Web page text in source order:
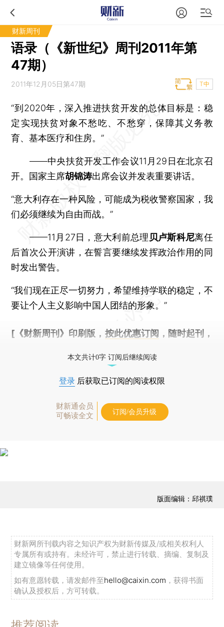
财新周刊
语录（《新世纪》周刊2011年第
47期）
2011年12月05日第47期 T中
“到2020年，深入推进扶贫开发的总体目标是：稳
定实现扶贫对象不愁吃、不愁穿，保障其义务教
育、基本医疗和住房。”
——中央扶贫开发工作会议11月29日在北京召
开。国家主席胡锦涛出席会议并发表重要讲话。
“意大利存在一种风险，可能成为税收警察国家，我
们必须继续为自由而战。”
——11月27日，意大利前总理 贝卢斯科尼离任
后首次公开演讲，在誓言要继续发挥政治作用的同
时发出警告。
“我们现在正尽一切努力，希望维持学联的稳定，不
要让个人主义影响中国人团结的形象。”
[《财新周刊》印刷版， 按此优惠订阅 ，随时起刊，
本文共计0字 订阅后继续阅读
登录 后获取已订阅的阅读权限
财新通会员
可畅读全文
订阅/会员升级
版面编辑：邱祺璞
财新网所刊载内容之知识产权为财新传媒及/或相关权利人
专属所有或持有。未经许可，禁止进行转载、摘编、复制及
建立镜像等任何使用。
如有意愿转载，请发邮件至hello@caixin.com ，获得书面
确认及授权后，方可转载。